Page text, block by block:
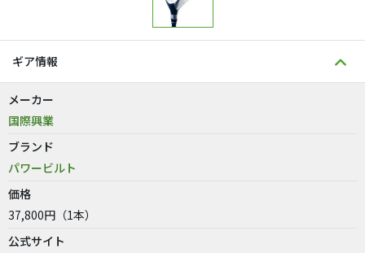
ギア情報
メーカー
国際興業
ブランド
パワービルト
価格
37,800円（1本）
公式サイト